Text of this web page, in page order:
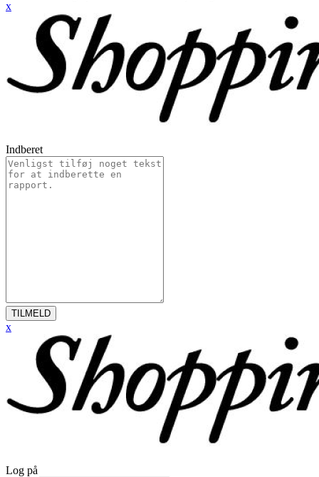
x
Indberet
TILMELD
x
Log på